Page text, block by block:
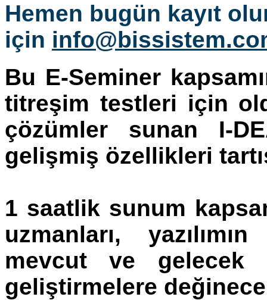
Hemen bugün kayıt
için
Bu E-Seminer
titreşim testleri için
çözümler sunan I-
gelişmiş özellikleri
1 saatlik sunum
uzmanları,
mevcut ve gelecek
geliştirmelere